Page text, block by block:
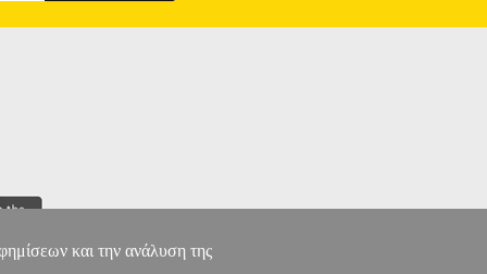
και την ανάλυση της